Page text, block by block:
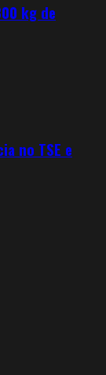
kg de
no TSE e